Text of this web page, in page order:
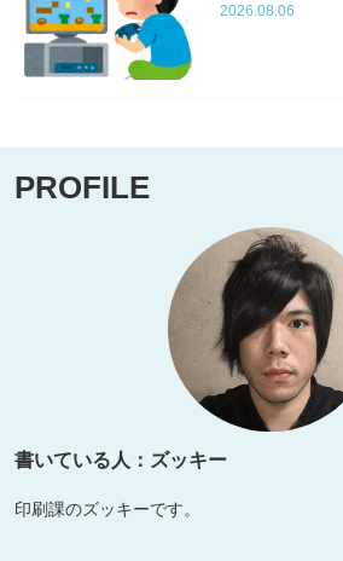
2026.08.06
PROFILE
書いている人：ズッキー
印刷課のズッキーです。